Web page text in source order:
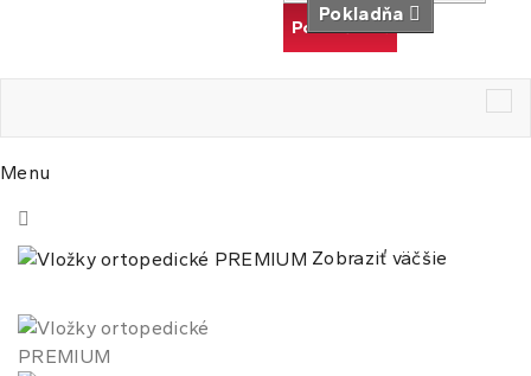
Pokladňa
Pokračovať
Menu
Zobraziť väčšie